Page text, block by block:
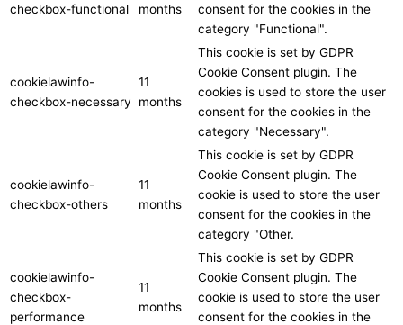
checkbox-functional
months
consent for the cookies in the
category "Functional".
cookielawinfo-
checkbox-necessary
11
months
This cookie is set by GDPR
Cookie Consent plugin. The
cookies is used to store the user
consent for the cookies in the
category "Necessary".
cookielawinfo-
checkbox-others
11
months
This cookie is set by GDPR
Cookie Consent plugin. The
cookie is used to store the user
consent for the cookies in the
category "Other.
cookielawinfo-
checkbox-
performance
11
months
This cookie is set by GDPR
Cookie Consent plugin. The
cookie is used to store the user
consent for the cookies in the